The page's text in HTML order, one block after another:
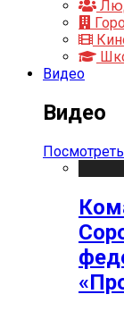
Видео
Видео